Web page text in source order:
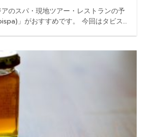
のスパ・現地ツアー・レストランの予
」がおすすめです。 今回はタビス